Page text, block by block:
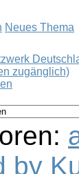
Neues Thema
zugänglich)
by